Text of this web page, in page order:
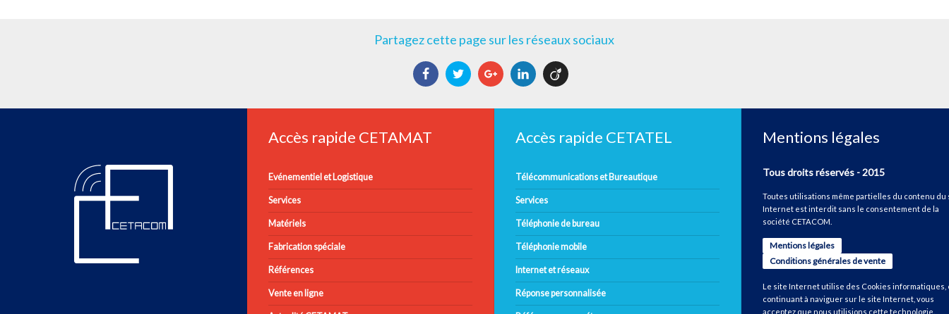
Partagez cette page sur les réseaux sociaux
FacebookTwitter Google+LinkedIn
Accès rapide CETAMAT
Evénementiel et Logistique
Services
Matériels
Fabrication spéciale
Références
Vente en ligne
Accès rapide CETATEL
Télécommunications et Bureautique
Services
Téléphonie de bureau
Téléphonie mobile
Internet et réseaux
Réponse personnalisée
Mentions légales
Tous droits réservés - 2015
Toutes utilisations même partielles du contenu du
Internet est interdit sans le consentement de la
société CETACOM.
Mentions légales
Conditions générales de vente
Le site Internet utilise des Cookies informatiques,
continuant à naviguer sur le site Internet, vous
acceptez que nous utilisions cette technologie.